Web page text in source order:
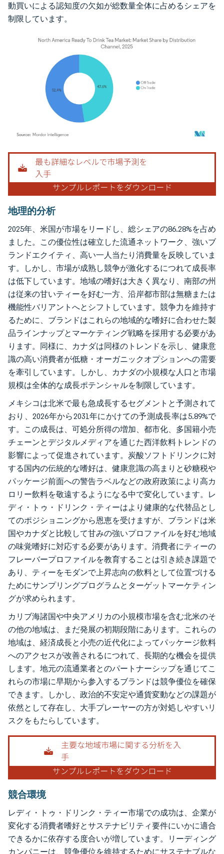
動買いによる認知度の欠如が総数量全体に占めるシェアを
制限しています。
画像 © Mordor Intelligence。再利用にはCC BY 4.0の表示が必要です。
地理的分析
2025年、米国が市場をリードし、総シェアの86.28%を占め
ました。この優位性は確立した流通ネットワーク、強いブ
ランドエクイティ、高い一人当たり消費量を反映していま
す。しかし、市場が成熟し競争が激化するにつれて成長率
は低下しています。地域の嗜好は大きく異なり、南部の州
は従来の甘いティーを好む一方、沿岸都市部は無糖または
機能性バリアントへとシフトしています。競争力を維持す
るために、ブランドはこれらの地域的な嗜好に合わせた製
品ラインナップとマーケティング戦略を採用する必要があ
ります。同様に、カナダは同様のトレンドを示し、健康意
識の高い消費者が低糖・オーガニックオプションへの需要
を牽引しています。しかし、カナダの小規模な人口と市場
規模は全体的な成長ポテンシャルを制限しています。
メキシコは北米で最も急成長するセグメントと予測されて
おり、2026年から2031年にかけての予測成長率は5.89%で
す。この成長は、可処分所得の増加、都市化、多国籍小売
チェーンとデジタルメディアを通じた西洋飲料トレンドの
影響によって促進されています。炭酸ソフトドリンクに対
する国内の伝統的な嗜好は、健康意識の高まりと砂糖税や
パッケージ前面への警告ラベルなどの政府政策により高カ
ロリー飲料を敬遠するようになる中で変化しています。レ
ディ・トゥ・ドリンク・ティーはより健康的な代替品とし
てのポジショニングから恩恵を受けますが、ブランドは米
国やカナダと比較して甘みの強いプロファイルを好む地域
の味覚嗜好に対応する必要があります。消費者にティーの
フレーバープロファイルを教育することは引き続き課題で
あり、ティーをモダンで上昇志向の飲料として位置づける
ためにサンプリングプログラムとターゲットマーケティン
グが求められます。
カリブ海諸国や中央アメリカの小規模市場を含む北米のそ
の他の地域は、まだ発展の初期段階にあります。これらの
地域は、経済成長と小売の近代化によってパッケージ飲料
へのアクセスが改善されるにつれて、長期的な機会を提供
します。地元の流通業者とのパートナーシップを通じてこ
れらの市場に早期から参入するブランドは競争優位を確保
できます。しかし、政治的不安定や通貨変動などの課題が
依然として存在し、大手プレーヤーの方が対処しやすいリ
スクをもたらしています。
競合環境
レディ・トゥ・ドリンク・ティー市場での成功は、企業が
変化する消費者嗜好とサステナビリティ要件にいかに適合
できるかに依存する度合いが増しています。リーディング
カンパニーは、競争優位を維持するためにサステナブルな